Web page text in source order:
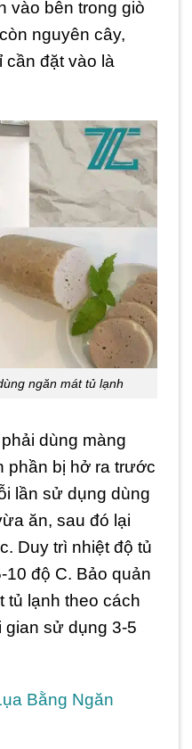
vào bên trong giò
nguyên cây,
cần đặt vào là
ngăn mát tủ lạnh
dùng màng
phần bị hở ra trước
lần sử dụng dùng
ăn, sau đó lại
Duy trì nhiệt độ tủ
10 độ C. Bảo quản
tủ lạnh theo cách
gian sử dụng 3-5
Bằng Ngăn